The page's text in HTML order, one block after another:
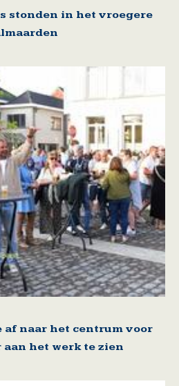
stonden in het vroegere
af naar het centrum voor
aan het werk te zien